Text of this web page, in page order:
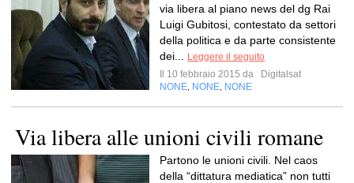
via libera al piano news del dg Rai
Luigi Gubitosi, contestato da settori
della politica e da parte consistente
dei...
Leggere il seguito
Il 10 febbraio 2015 da
Digitalsat
NONE NONE NONE
Via libera alle unioni civili romane
Partono le unioni civili. Nel caos
della “dittatura mediatica” non tutti